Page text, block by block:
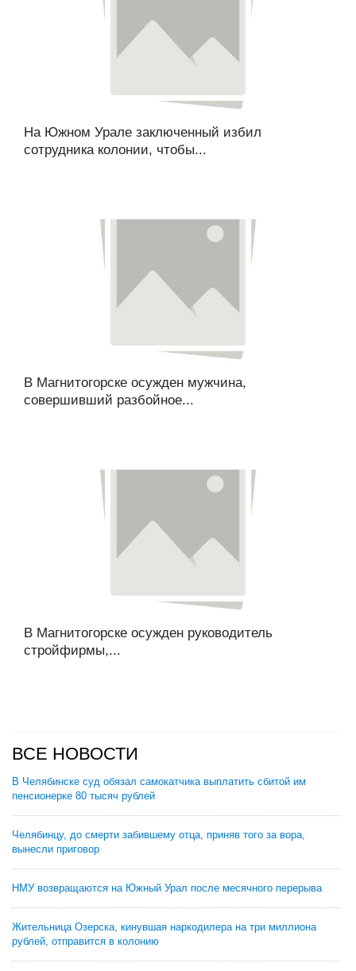
На Южном Урале заключенный избил
сотрудника колонии, чтобы...
В Магнитогорске осужден мужчина,
совершивший разбойное...
В Магнитогорске осужден руководитель
стройфирмы,...
ВСЕ НОВОСТИ
В Челябинске суд обязал самокатчика выплатить сбитой им
пенсионерке 80 тысяч рублей
Челябинцу, до смерти забившему отца, приняв того за вора,
вынесли приговор
НМУ возвращаются на Южный Урал после месячного перерыва
Жительница Озерска, кинувшая наркодилера на три миллиона
рублей, отправится в колонию